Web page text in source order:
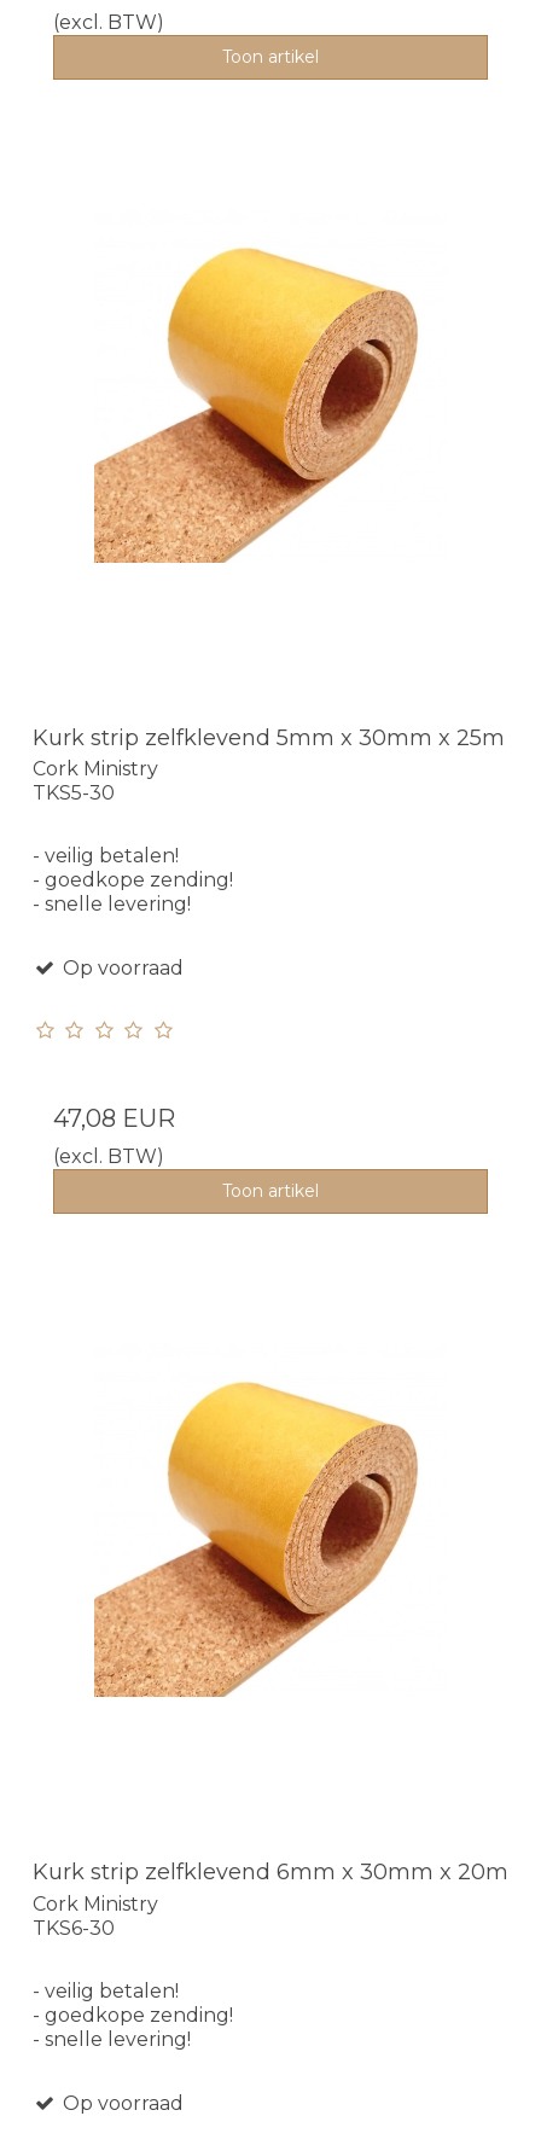
(excl. BTW)
Toon artikel
Kurk strip zelfklevend 5mm x 30mm x 25m
Cork Ministry
TKS5-30
- veilig betalen!
- goedkope zending!
- snelle levering!
Op voorraad
47,08 EUR
(excl. BTW)
Toon artikel
Kurk strip zelfklevend 6mm x 30mm x 20m
Cork Ministry
TKS6-30
- veilig betalen!
- goedkope zending!
- snelle levering!
Op voorraad